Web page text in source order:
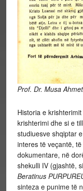
Prof. Dr. Musa
Historia e
krishterimi dhe si e
studiuesve shqiptar
interes të veçantë,
dokumentare, në
shekulli IV (gjashtë,
Beratinus
sinteza e punime të